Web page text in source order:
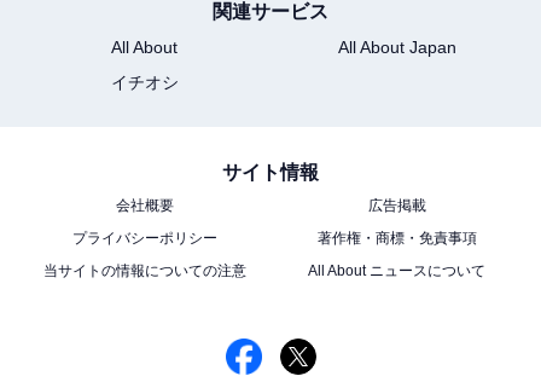
関連サービス
All About
All About Japan
イチオシ
サイト情報
会社概要
広告掲載
プライバシーポリシー
著作権・商標・免責事項
当サイトの情報についての注意
All About ニュースについて